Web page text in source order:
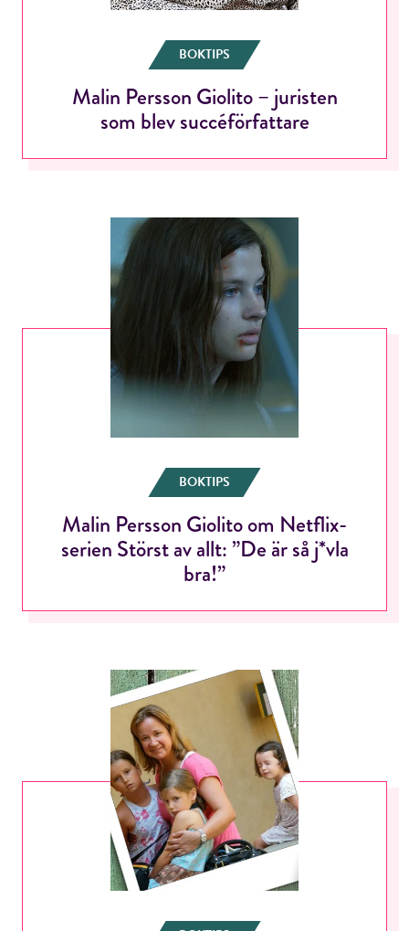
RÖSTA
Jag accepterar villkoren.
RÖSTA
ÅNGRA OCH STÄNG
BOKTIPS
Malin Persson Giolito – juristen
som blev succéförfattare
BOKTIPS
Malin Persson Giolito om Netflix-
serien Störst av allt: ”De är så j*vla
bra!”